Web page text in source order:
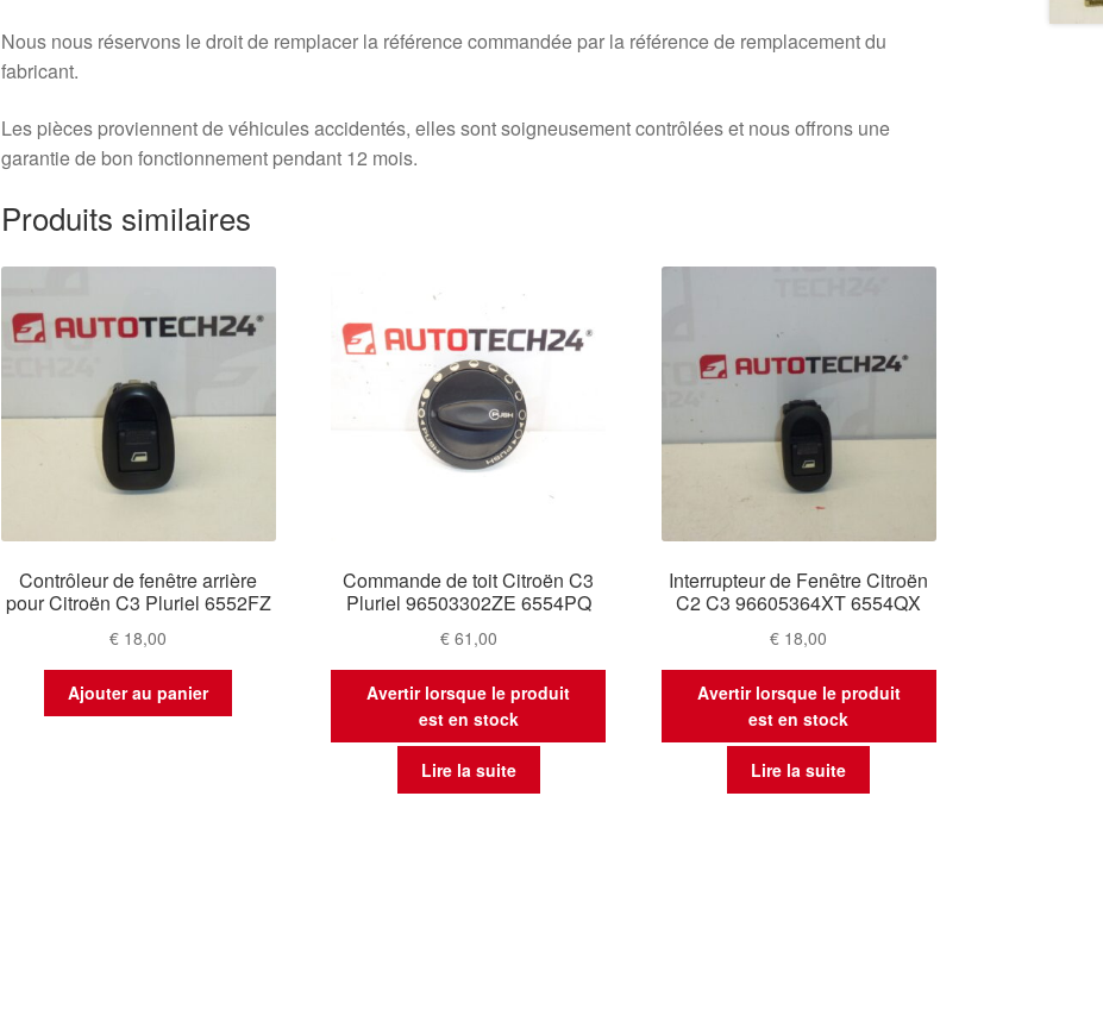
Nous nous réservons le droit de remplacer la référence commandée par la référence de remplacement du
fabricant.
Les pièces proviennent de véhicules accidentés, elles sont soigneusement contrôlées et nous offrons une
garantie de bon fonctionnement pendant 12 mois.
Produits similaires
Contrôleur de fenêtre arrière
pour Citroën C3 Pluriel 6552FZ
€ 18,00
Ajouter au panier
Commande de toit Citroën C3
Pluriel 96503302ZE 6554PQ
€61,00
Avertir lorsque le produit
est en stock
Lire la suite
Interrupteur de Fenêtre Citroën
C2 C3 96605364XT 6554QX
€ 18,00
Avertir lorsque le produit
est en stock
Lire la suite